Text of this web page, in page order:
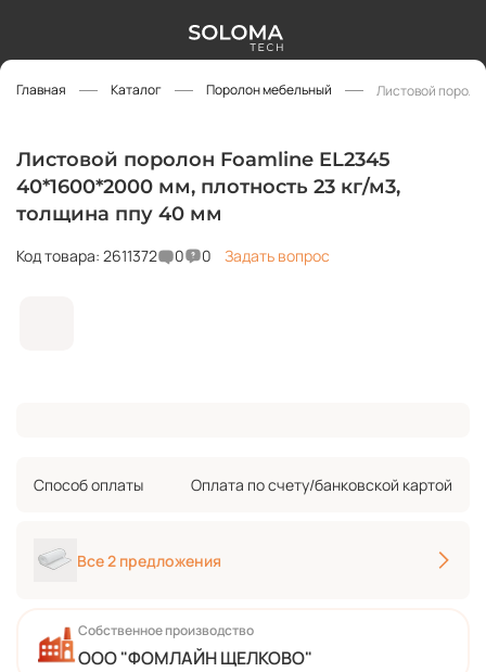
Главная Каталог Поролон мебельный Листовой
Листовой поролон Foamline EL2345
40*1600*2000 мм, плотность 23 кг/м3,
толщина ппу 40 мм
Код товара: 2611372 0 0 Задать вопрос
Собственное производство
ООО "ФОМЛАЙН ЩЕЛКОВО"
Способ оплаты Оплата по счету/банковской картой
Все 2 предложения